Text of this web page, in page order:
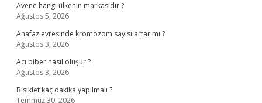
Avene hangi ülkenin markasıdır ?
Ağustos 5, 2026
Anafaz evresinde kromozom sayısı artar mı ?
Ağustos 3, 2026
Acı biber nasıl oluşur ?
Ağustos 3, 2026
Bisiklet kaç dakika yapılmalı ?
Temmuz 30, 2026